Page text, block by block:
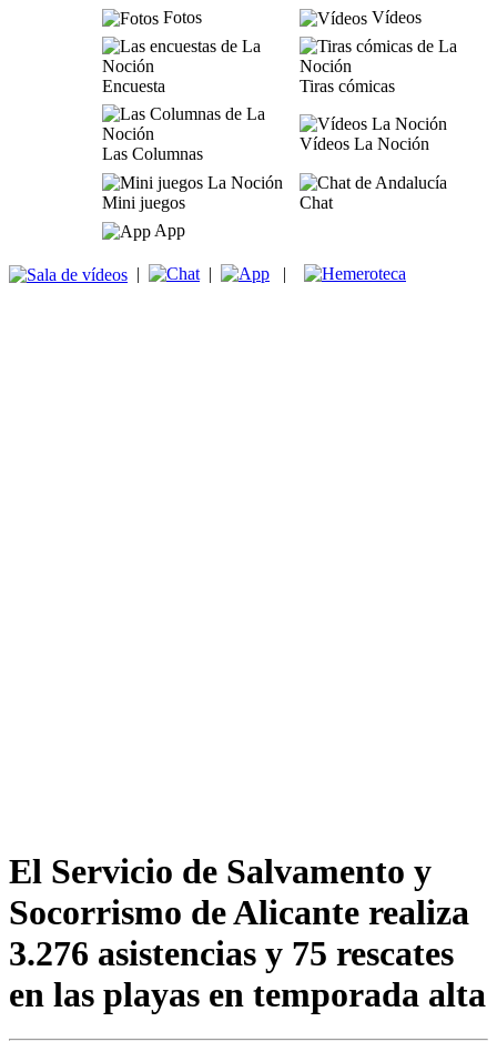
Fotos
Vídeos
Encuesta Tiras cómicas
Las Columnas
Vídeos La Noción
Mini juegos
Chat
App
| | |
El Servicio de Salvamento y
Socorrismo de Alicante realiza
3.276 asistencias y 75 rescates
en las playas en temporada alta